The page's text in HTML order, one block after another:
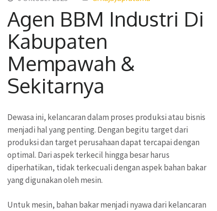
Agen BBM Industri Di
Kabupaten
Mempawah &
Sekitarnya
Dewasa ini, kelancaran dalam proses produksi atau bisnis
menjadi hal yang penting. Dengan begitu target dari
produksi dan target perusahaan dapat tercapai dengan
optimal. Dari aspek terkecil hingga besar harus
diperhatikan, tidak terkecuali dengan aspek bahan bakar
yang digunakan oleh mesin.
Untuk mesin, bahan bakar menjadi nyawa dari kelancaran